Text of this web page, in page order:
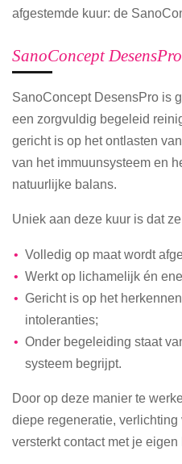
afgestemde kuur: de
SanoConcept
SanoConcept DesensPro is
een zorgvuldig begeleid
gericht is op het ontlasten
van het immuunsysteem en
natuurlijke balans.
Uniek aan deze kuur is dat
Volledig op maat wordt
Werkt op lichamelijk én
Gericht is op het
intoleranties;
Onder begeleiding staat
systeem begrijpt.
Door op deze manier te
diepe regeneratie, verlichting
versterkt contact met je eigen